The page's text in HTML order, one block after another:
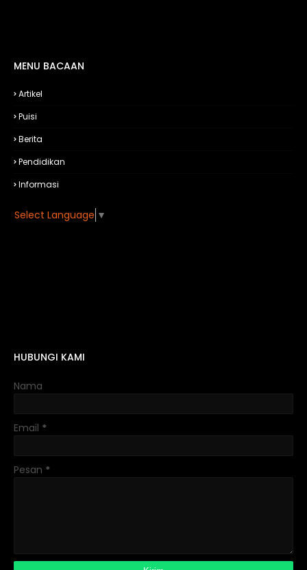
MENU BACAAN
Artikel
Puisi
Berita
Pendidikan
Informasi
Select Language ▼
HUBUNGI KAMI
Nama
Email *
Pesan *